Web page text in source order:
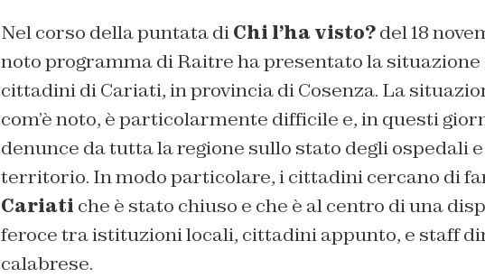
Nel corso della puntata diChi l’ha visto?del 18
noto programma di Raitre ha presentato la
cittadini di Cariati, in provincia di Cosenza. La
com’è noto, è particolarmente difficile e, in questi
denunce da tutta la regione sullo stato degli ospedali
territorio. In modo particolare, i cittadini cercano di
Cariati che è stato chiuso e che è al centro di una
feroce tra istituzioni locali, cittadini appunto, e staff
calabrese.